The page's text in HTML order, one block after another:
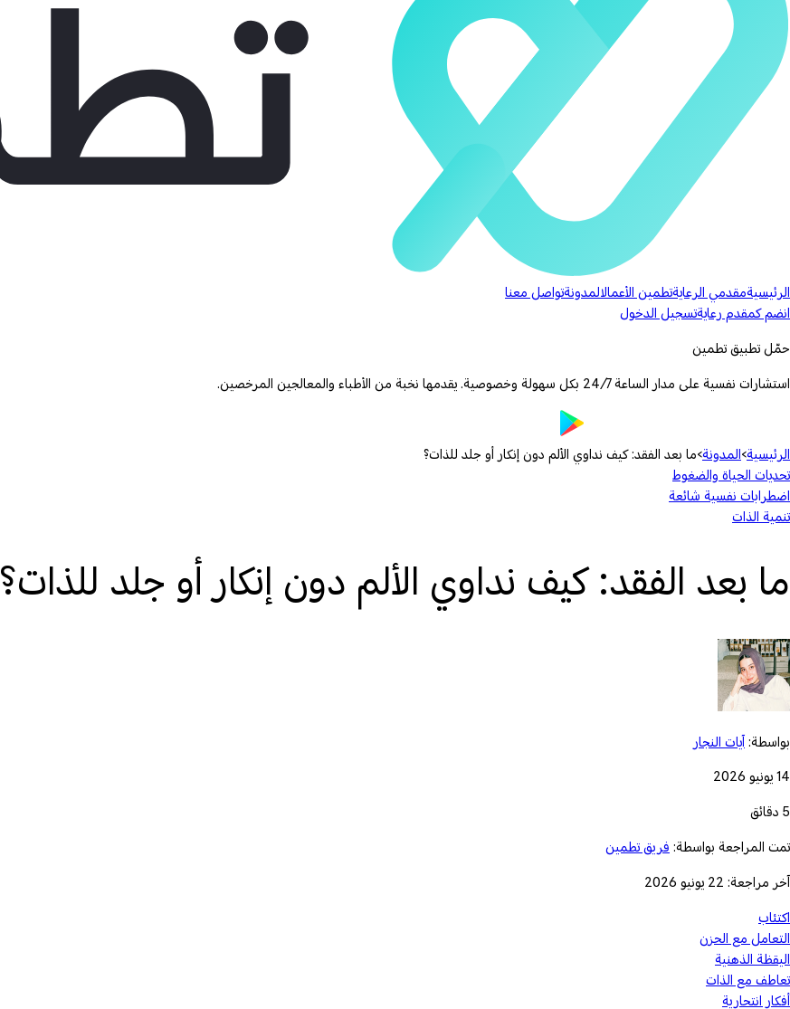
الرئيسيةمقدمي الرعايةتطمين الأعمالالمدونةتواصل معنا
انضم كمقدم رعايةتسجيل الدخول
حمّل تطبيق تطمين
استشارات نفسية على مدار الساعة 24/7 بكل سهولة وخصوصية. يقدمها نخبة من الأطباء والمعالجين المرخصين.
الرئيسية› المدونة›ما بعد الفقد: كيف نداوي الألم دون إنكار أو جلد للذات؟
تحديات الحياة والضغوط
اضطرابات نفسية شائعة
تنمية الذات
ما بعد الفقد: كيف نداوي الألم دون إنكار أو جلد للذات؟
بواسطة: آيات النجار
14 يونيو 2026
5 دقائق
تمت المراجعة بواسطة: فريق تطمين
آخر مراجعة: 22 يونيو 2026
اكتئاب
التعامل مع الحزن
اليقظة الذهنية
تعاطف مع الذات
أفكار انتحارية